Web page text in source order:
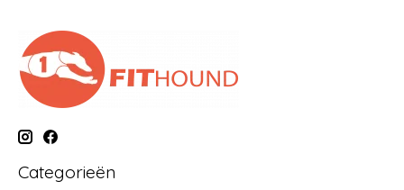
Categorieën